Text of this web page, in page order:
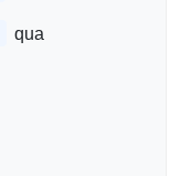
qua